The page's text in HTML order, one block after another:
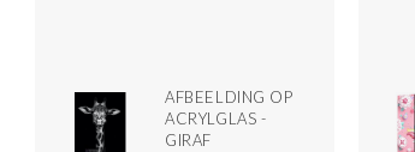
AFBEELDING OP
ACRYLGLAS -
GIRAF